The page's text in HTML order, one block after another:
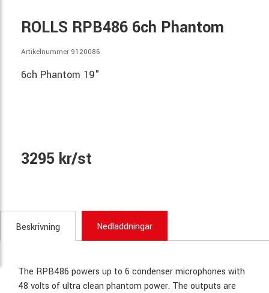
ROLLS RPB486 6ch Phantom
Artikelnummer 9120086
6ch Phantom 19"
3295 kr/st
Beskrivning Nedladdningar
The RPB486 powers up to 6 condenser microphones with
48 volts of ultra clean phantom power. The outputs are